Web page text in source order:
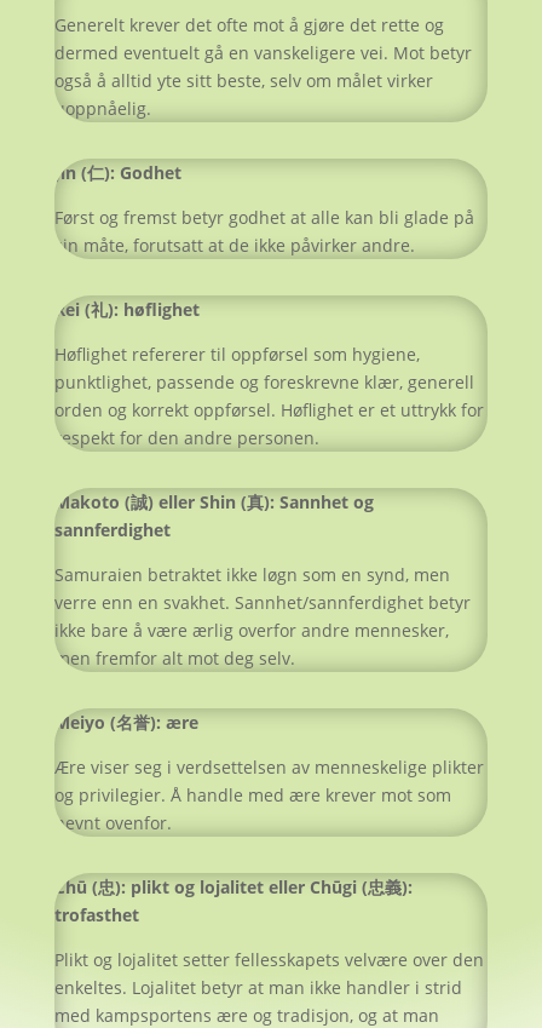
Generelt krever det ofte mot å gjøre det rette og
dermed eventuelt gå en vanskeligere vei. Mot betyr
også å alltid yte sitt beste, selv om målet virker
uoppnåelig.
Jin (仁): Godhet
Først og fremst betyr godhet at alle kan bli glade på
sin måte, forutsatt at de ikke påvirker andre.
Rei (礼): høflighet
Høflighet refererer til oppførsel som hygiene,
punktlighet, passende og foreskrevne klær, generell
orden og korrekt oppførsel. Høflighet er et uttrykk for
respekt for den andre personen.
Makoto (誠) eller Shin (真): Sannhet og
sannferdighet
Samuraien betraktet ikke løgn som en synd, men
verre enn en svakhet. Sannhet/sannferdighet betyr
ikke bare å være ærlig overfor andre mennesker,
men fremfor alt mot deg selv.
Meiyo (名誉): ære
Ære viser seg i verdsettelsen av menneskelige plikter
og privilegier. Å handle med ære krever mot som
nevnt ovenfor.
Chū (忠): plikt og lojalitet eller Chūgi (忠義):
trofasthet
Plikt og lojalitet setter fellesskapets velvære over den
enkeltes. Lojalitet betyr at man ikke handler i strid
med kampsportens ære og tradisjon, og at man